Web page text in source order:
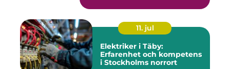
11. jul
Elektriker i Täby:
Erfarenhet och kompetens
i Stockholms norrort